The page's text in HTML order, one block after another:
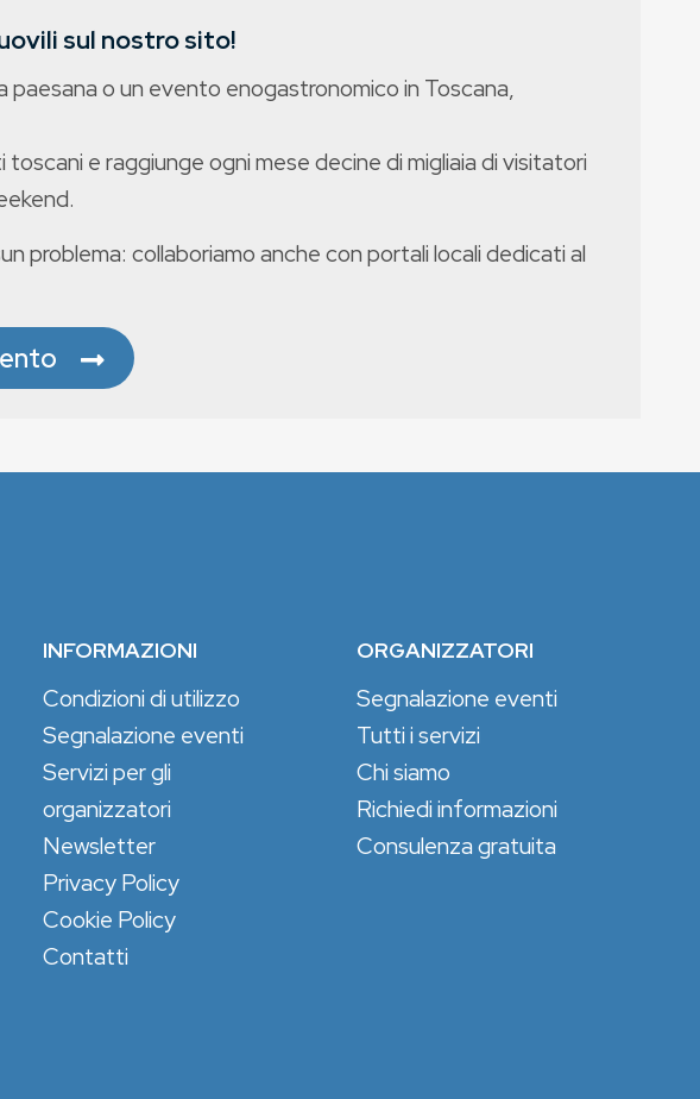
sul nostro sito!
o un evento enogastronomico in Toscana,
e raggiunge ogni mese decine di migliaia di visitatori
problema: collaboriamo anche con portali locali dedicati al
INFORMAZIONI
Condizioni di utilizzo
Segnalazione eventi
Servizi per gli
organizzatori
Newsletter
Privacy Policy
Cookie Policy
Contatti
ORGANIZZATORI
Segnalazione eventi
Tutti i servizi
Chi siamo
Richiedi informazioni
Consulenza gratuita